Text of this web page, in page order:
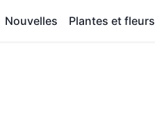
Nouvelles Plantes et fleurs